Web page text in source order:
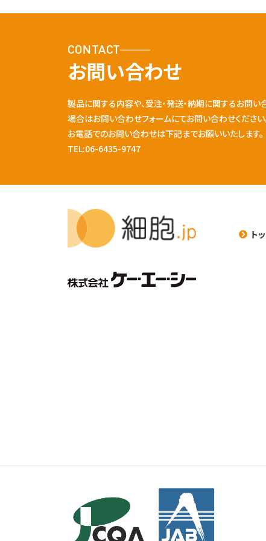
CONTACT
お問い合わせ
製品に関する内容や、受注・発送・納期に関するお問い
場合はお問い合わせフォームにてお問い合わせください
お電話でのお問い合わせは下記までお願いいたします。
TEL:06-6435-9747
ト